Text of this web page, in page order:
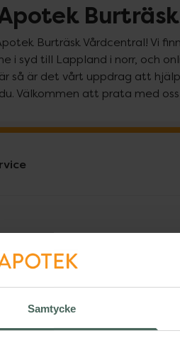
Samtycke
Burträsk Vårdcentral! Vi
i syd till Lappland i norr, och
så är det vårt uppdrag att
Välkommen att prata med